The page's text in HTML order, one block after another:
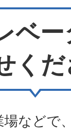
ベ
く
などで